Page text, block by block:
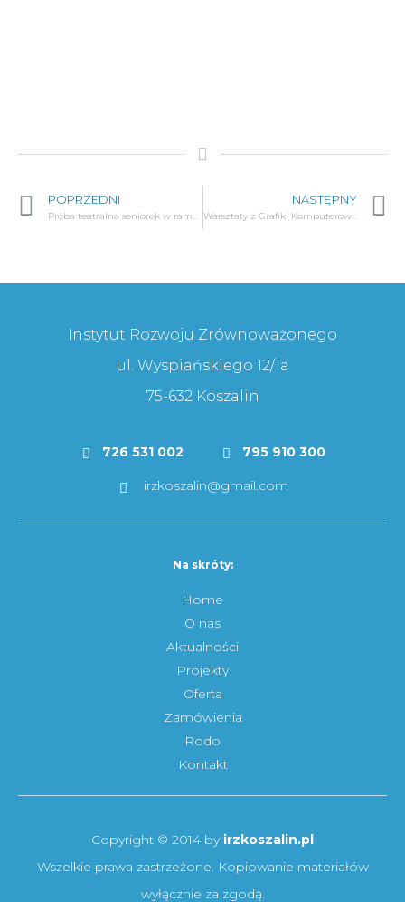
POPRZEDNI
Próba teatralna seniorek w ramach projektu „Bezpieczny senior, to szczęśliwy senior”
NASTĘPNY
Warsztaty z Grafiki Komputerowej dla Seniorów w Grudniu!
Instytut Rozwoju Zrównoważonego
ul. Wyspiańskiego 12/1a
75-632 Koszalin
726 531 002 795 910 300
irzkoszalin@gmail.com
Na skróty:
Home
O nas
Aktualności
Projekty
Oferta
Zamówienia
Rodo
Kontakt
Copyright © 2014 by irzkoszalin.pl
Wszelkie prawa zastrzeżone. Kopiowanie materiałów
wyłącznie za zgodą.